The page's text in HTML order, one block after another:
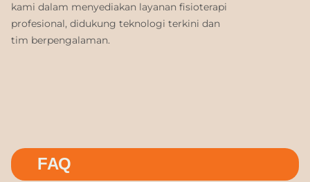
kami dalam menyediakan layanan fisioterapi
profesional, didukung teknologi terkini dan
tim berpengalaman.
FAQ